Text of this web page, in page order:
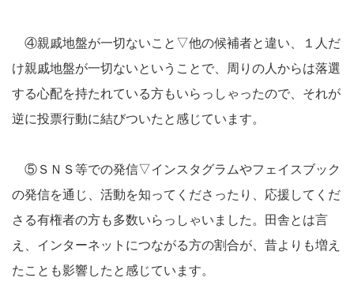
④親戚地盤が一切ないこと▽他の候補者と違い、１人だ
け親戚地盤が一切ないということで、周りの人からは落選
する心配を持たれている方もいらっしゃったので、それが
逆に投票行動に結びついたと感じています。
⑤ＳＮＳ等での発信▽インスタグラムやフェイスブック
の発信を通じ、活動を知ってくださったり、応援してくだ
さる有権者の方も多数いらっしゃいました。田舎とは言
え、インターネットにつながる方の割合が、昔よりも増え
たことも影響したと感じています。